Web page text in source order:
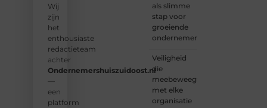
Wij
zijn
het
enthousiaste
redactieteam
achter
Ondernemershuiszuidoost.nl
—
een
platform
als slimme
stap voor
groeiende
ondernemers
Veiligheid
die
meebeweegt
met elke
organisatie